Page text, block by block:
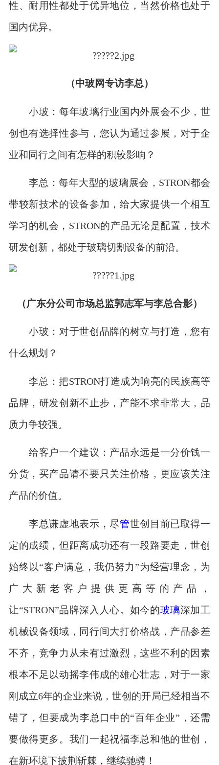
性、耐用性都处于优异地位，当然价格也处于
国内优异。
（中玻网专访李总）
小玻：每年玻璃行业国内外展会不少，世
创也有选择性参与，您认为通过参展，对于企
业和同行之间有怎样的积较影响？
李总：每年大型的玻璃展会，STRON都会
带较新技术的设备参加，给大家提供一个相互
学习的机会，STRON的产品无论是配置，技术
研发创新，都处于玻璃切割设备的前沿。
（广东分公司市场总监郭志军与李总合影）
小玻：对于世创品牌的树立与打造，您有
什么规划？
李总：把STRON打造成为响亮的民族高等
品牌，研发创新不止步，产能不求非常大，品
质力争较强。
给客户一个建议：产品永远是一分价钱一
分货，买产品请不要只关注价格，更应该关注
产品的价值。
李总谦虚地表示，尽 管世创目前已取得一
定的成绩，但距离成功还有一段路要走，世创
始终以“客户满意，我仍努力”为经营理念，为
广大新老客户提供更高等的产品，
让“STRON”品牌深入人心。如今的玻璃深加工
机械设备领域，同行间大打价格战，产品参差
不齐，竞争力从未有过激烈，这些不利的因素
根本不足以动摇李伟成的雄心壮志，对于一家
刚成立6年的企业来说，世创的开局已经相当不
错了，但要成为李总口中的“百年企业”，还需
要做得更多。我们一起祝福李总和他的世创，
在新环境下披荆斩棘，继续驰骋！